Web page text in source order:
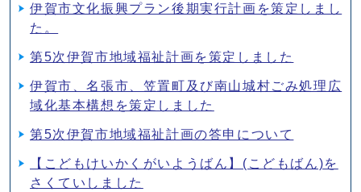
伊賀市文化振興プラン後期実行計画を策定しまし
た。
第5次伊賀市地域福祉計画を策定しました
伊賀市、名張市、笠置町及び南山城村ごみ処理広
域化基本構想を策定しました
第5次伊賀市地域福祉計画の答申について
【こどもけいかくがいようばん】(こどもばん)を
さくていしました